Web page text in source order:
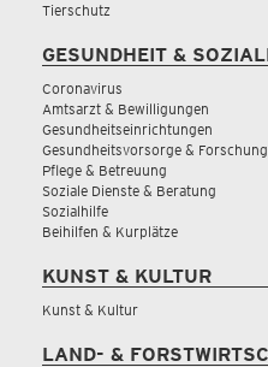
Tierschutz
GESUNDHEIT &
Coronavirus
Amtsarzt & Bewilligungen
Gesundheitseinrichtungen
Gesundheitsvorsorge & Forschung
Pflege & Betreuung
Soziale Dienste & Beratung
Sozialhilfe
Beihilfen & Kurplätze
KUNST & KULTUR
Kunst & Kultur
LAND- &